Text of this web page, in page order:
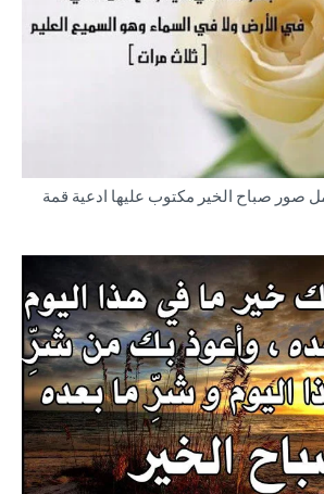
الصباح 2020 اجمل صور صباح الخير مكتوب عليها ادعية قمة